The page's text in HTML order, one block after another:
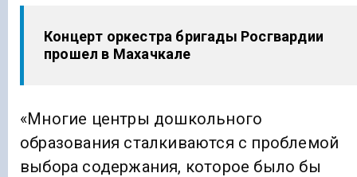
Концерт оркестра бригады Росгвардии
прошел в Махачкале
«Многие центры дошкольного
образования сталкиваются с проблемой
выбора содержания, которое было бы